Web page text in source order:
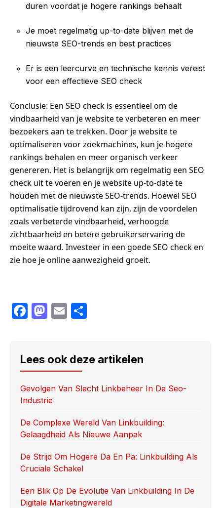
duren voordat je hogere rankings behaalt
Je moet regelmatig up-to-date blijven met de
nieuwste SEO-trends en best practices
Er is een leercurve en technische kennis vereist
voor een effectieve SEO check
Conclusie: Een SEO check is essentieel om de
vindbaarheid van je website te verbeteren en meer
bezoekers aan te trekken. Door je website te
optimaliseren voor zoekmachines, kun je hogere
rankings behalen en meer organisch verkeer
genereren. Het is belangrijk om regelmatig een SEO
check uit te voeren en je website up-to-date te
houden met de nieuwste SEO-trends. Hoewel SEO
optimalisatie tijdrovend kan zijn, zijn de voordelen
zoals verbeterde vindbaarheid, verhoogde
zichtbaarheid en betere gebruikerservaring de
moeite waard. Investeer in een goede SEO check en
zie hoe je online aanwezigheid groeit.
F
e
b
o
o
k
M
o
d
o
n
E
e
Lees ook deze artikelen
Gevolgen Van Slecht Linkbeheer In De Seo-
Industrie
De Complexe Wereld Van Linkbuilding:
Gelaagdheid Als Nieuwe Aanpak
De Strijd Om Hogere Da En Pa: Linkbuilding Als
Cruciale Schakel
Een Blik Op De Evolutie Van Linkbuilding In De
Digitale Marketingwereld